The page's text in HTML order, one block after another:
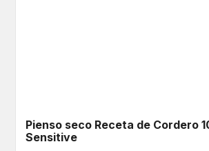
Pienso seco Receta de Cordero
Sensitive